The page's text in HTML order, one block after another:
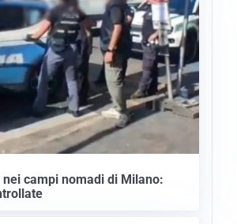
campi nomadi di Milano: